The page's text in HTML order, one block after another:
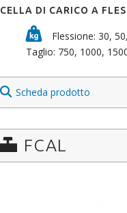
CELLA DI CARICO A
Flessione: 30,
Taglio: 750, 1000,
Scheda prodotto
FCAL